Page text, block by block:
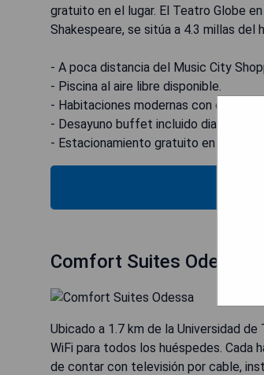
gratuito en el lugar. El Teatro Globe
Shakespeare, se sitúa a 4.3 millas
- A poca distancia del Music City
- Piscina al aire libre disponible.
- Habitaciones modernas con
- Desayuno buffet incluido diariamente.
- Estacionamiento gratuito en las
Comfort Suites Odessa
Ubicado a 1.7 km de la Universidad
WiFi para todos los huéspedes. Cada
de contar con televisión por cable,